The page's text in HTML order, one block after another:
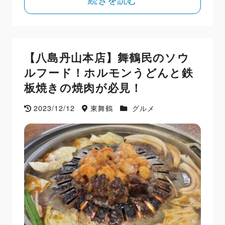
【八島丹山本店】舞鶴民のソウ
ルフード！ホルモンうどんと鉄
板焼きの焼肉が必見！
2023/12/12 東舞鶴 グルメ